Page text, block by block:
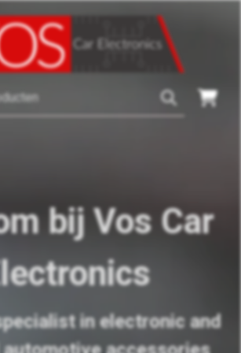
bij Vos Car
in electronic and